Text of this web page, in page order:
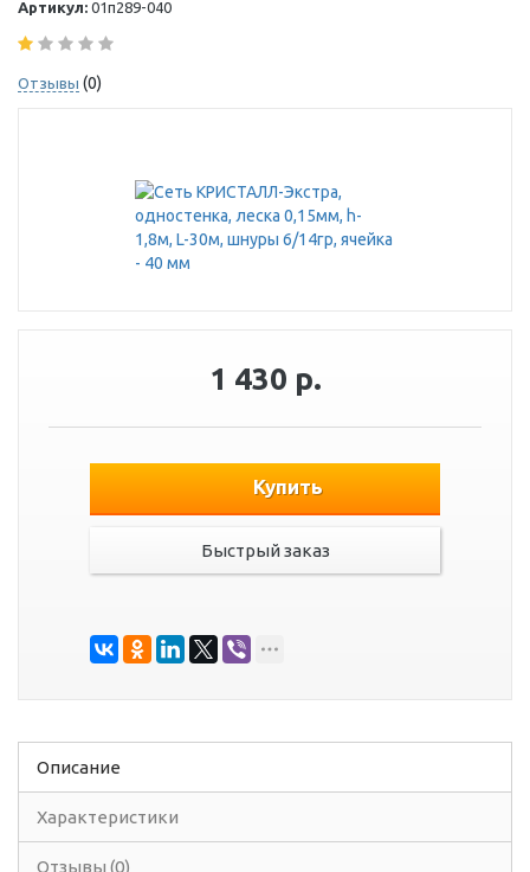
Артикул: 01п289-040
Отзывы (0)
1 430 р.
Купить
Быстрый заказ
Описание
Характеристики
Отзывы (0)